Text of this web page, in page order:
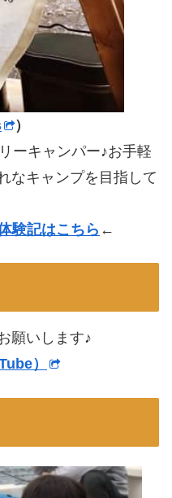
）
ーキャンパー♪お手軽
なキャンプを目指して
験記はこちら ←
願いします♪
）